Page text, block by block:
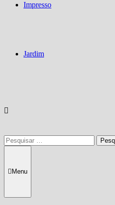
Impresso
Jardim
Pesquisar
por:
Menu